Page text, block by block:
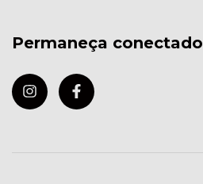
Permaneça conectado